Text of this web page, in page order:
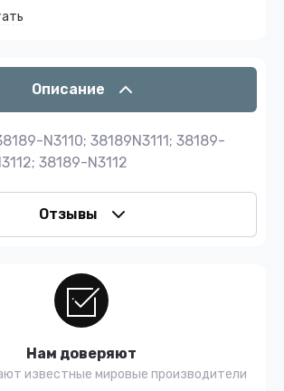
Описание
N3110; 38189N3111; 38189-
38189-N3112
Отзывы
Нам доверяют
известные мировые производители